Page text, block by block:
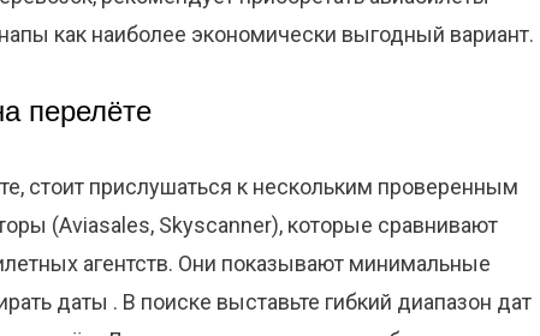
как наиболее экономически выгодный вариант.
перелёте
стоит прислушаться к нескольким проверенным
(Aviasales, Skyscanner), которые сравнивают
агентств. Они показывают минимальные
даты . В поиске выставьте гибкий диапазон дат